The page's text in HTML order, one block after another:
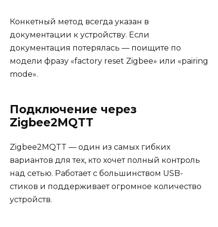
Конкетный метод всегда указан в
документации к устройству. Если
документация потерялась — поищите по
модели фразу «factory reset Zigbee» или «pairing
mode».
Подключение через
Zigbee2MQTT
Zigbee2MQTT — один из самых гибких
вариантов для тех, кто хочет полный контроль
над сетью. Работает с большинством USB-
стиков и поддерживает огромное количество
устройств.